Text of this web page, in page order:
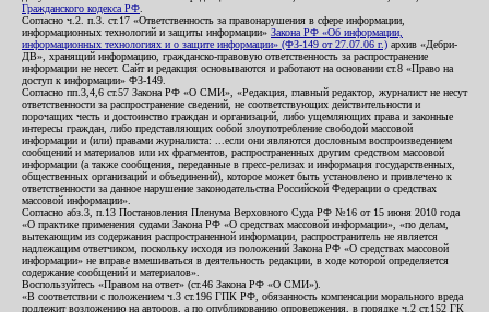
Гражданского кодекса РФ
Согласно ч.2. п.3. ст.17 «Ответственность за правонарушения в сфере информации,
информационных технологий и защиты информации» Закона РФ «Об информации,
информационных технологиях и о защите информации» (ФЗ-149 от 27.07.06 г.) архив «Дебри-
ДВ», хранящий информацию, гражданско-правовую ответственность за распространение
информации не несет. Сайт и редакция основываются и работают на основании ст.8 «Право на
доступ к информации» ФЗ-149.
Согласно пп.3,4,6 ст.57 Закона РФ «О СМИ», «Редакция, главный редактор, журналист не несут
ответственности за распространение сведений, не соответствующих действительности и
порочащих честь и достоинство граждан и организаций, либо ущемляющих права и законные
интересы граждан, либо представляющих собой злоупотребление свободой массовой
информации и (или) правами журналиста: ...если они являются дословным воспроизведением
сообщений и материалов или их фрагментов, распространенных другим средством массовой
информации (а также сообщения, переданные в пресс-релизах и информация государственных,
общественных организаций и объединений), которое может быть установлено и привлечено к
ответственности за данное нарушение законодательства Российской Федерации о средствах
массовой информации».
Согласно абз.3, п.13 Постановления Пленума Верховного Суда РФ №16 от 15 июня 2010 года
«О практике применения судами Закона РФ «О средствах массовой информации», «по делам,
вытекающим из содержания распространенной информации, распространитель не является
надлежащим ответчиком, поскольку исходя из положений Закона РФ «О средствах массовой
информации» не вправе вмешиваться в деятельность редакции, в ходе которой определяется
содержание сообщений и материалов».
Воспользуйтесь «Правом на ответ» (ст.46 Закона РФ «О СМИ»).
«В соответствии с положением ч.3 ст.196 ГПК РФ, обязанность компенсации морального вреда
подлежит возложению на авторов, а по опубликованию опровержения, в порядке ч.2 ст.152 ГК